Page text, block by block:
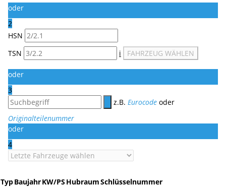
oder
2
HSN
TSN
i FAHRZEUG WÄHLEN
oder
3
z.B. Eurocode oder
Originalteilenummer
oder
4
TypBaujahrKW/PS HubraumSchlüsselnummer